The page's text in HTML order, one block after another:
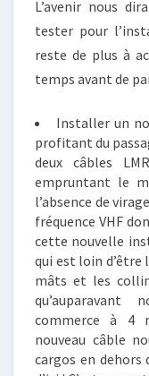
L’avenir nous
tester pour
reste de plus à
temps avant de
Installer un
profitant du
deux câbles
empruntant le
l’absence de
fréquence VHF
cette nouvelle
qui est loin d’être
mâts et les
commerce à 4
nouveau câble
cargos en dehors